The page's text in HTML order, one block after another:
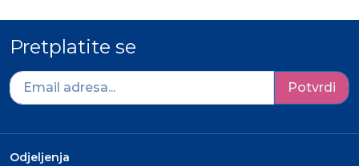
Pretplatite se
Potvrdi
Odjeljenja